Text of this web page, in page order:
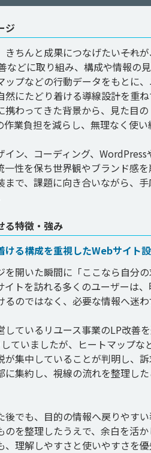
ジ
ちんと成果につなげたい――それ
などに取り組み、構成や情報の
ップなどの行動データをもとに
にたどり着ける導線設計を重ね
携わってきた背景から、見た目
作業負担を減らし、無理なく使
イン、コーディング、
性を保ち世界観やブランド感を
で、課題に向き合いながら、
特徴・強み
ける構成を重視したWebサイト
を開いた瞬間に「ここなら自分
イトを訪れる多くのユーザーは
のではなく、必要な情報へ迷
しているリユース事業のLP改善
ていましたが、ヒートマップ
が集中していることが判明し、
に集約し、視線の流れを整理し
後でも、目的の情報へ戻りやす
のを整理したうえで、余白を活
理解しやすさと使いやすさを